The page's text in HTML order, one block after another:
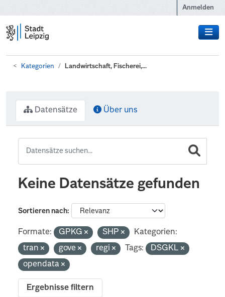
Anmelden
Kategorien Landwirtschaft, Fischerei,...
Datensätze Über uns
Keine Datensätze gefunden
Sortieren nach
Formate: GPKG SHP
Kategorien:
tran
gove regi Tags:
DSGKL
opendata
Ergebnisse filtern